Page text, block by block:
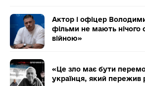
Актор і офіцер
фільми не мають нічого
війною»
«Це зло має бути
українця, який пережив